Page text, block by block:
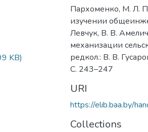
KB)
Пархоменко, М. Л.
изучении
Левчук, В. В.
механизации
редкол.: В. В.
С. 243–247
URI
https://elib.baa.by/
Collections